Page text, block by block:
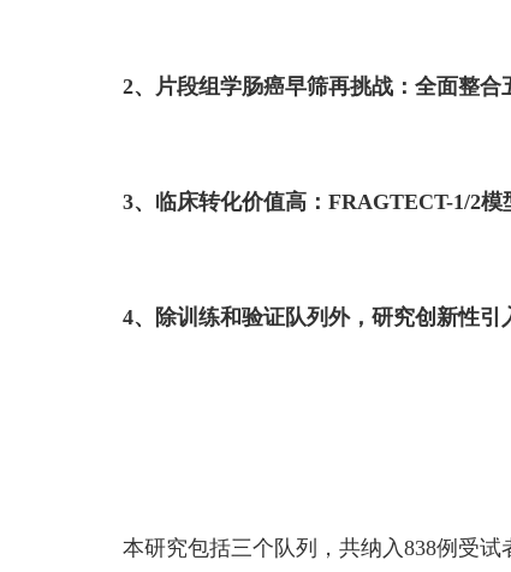
2、片段组学肠癌早筛再挑战：全面整合
3、临床转化价值高：FRAGTECT-1/2模
4、除训练和验证队列外，研究创新性引
本研究包括三个队列，共纳入838例受试